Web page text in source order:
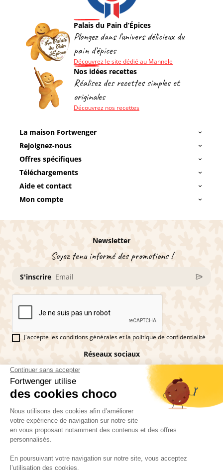
Palais du Pain d’Épices
Plongez dans l'univers délicieux du
pain d'épices
Découvrez le site dédié au Mannele
Nos idées recettes
Réalisez des recettes simples et
originales
Découvrez nos recettes
La maison Fortwenger
Rejoignez-nous
Offres spécifiques
Téléchargements
Aide et contact
Mon compte
Newsletter
Soyez tenu informé des promotions !
S'inscrire
J'accepte les conditions générales et la politique de confidentialité
Réseaux sociaux
Vous êtes fan de pains d'épices ?
Fortwenger ©2026
Conditions générales de ventesMentions légales